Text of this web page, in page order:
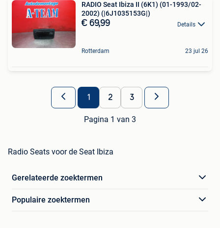
RADIO Seat Ibiza II (6K1) (01-1993/02-
2002) (|6J1035153G|)
€ 69,99 Details
Rotterdam 23 jul 26
1 2 3
Pagina 1 van 3
Radio Seats voor de Seat Ibiza
Gerelateerde zoektermen
Populaire zoektermen